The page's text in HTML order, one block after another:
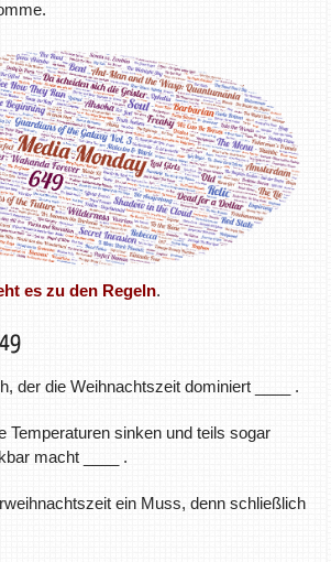
es zu den Regeln.
der die Weihnachtszeit dominiert ____ .
Temperaturen sinken und teils sogar
macht ____ .
ein Muss, denn schließlich